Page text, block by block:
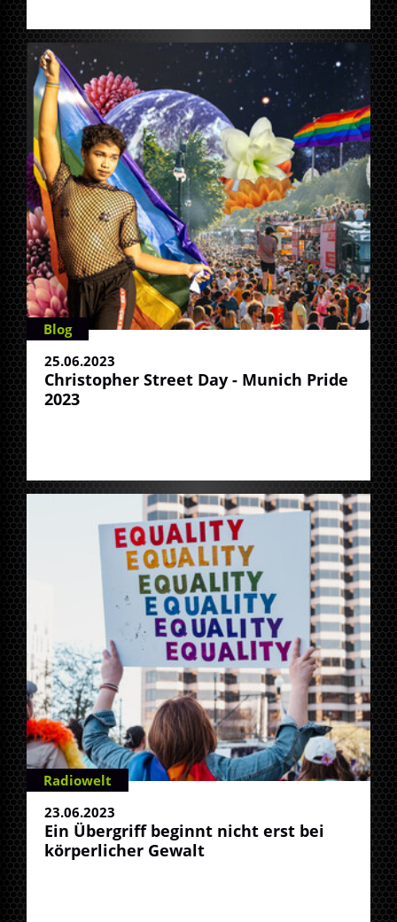
Blog
25.06.2023
Christopher Street Day - Munich Pride
2023
Radiowelt
23.06.2023
Ein Übergriff beginnt nicht erst bei
körperlicher Gewalt